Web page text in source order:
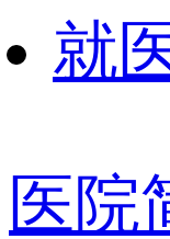
就
医院